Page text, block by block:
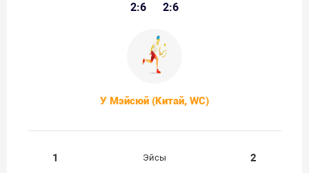
2:6 2:6
У Мэйсюй (Китай, WC)
1 Эйсы
2